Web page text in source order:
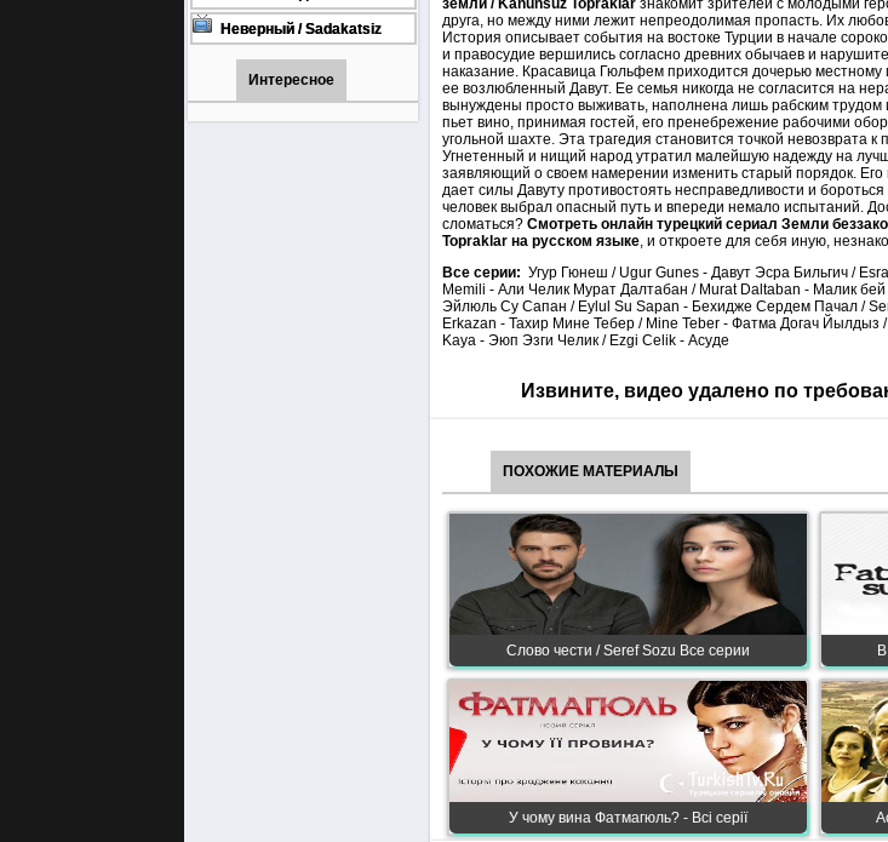
онлайн бесплатно
1001 (Турецкий сериал Все
серии) 1-90 серия
Неверный / Sadakatsiz
Все серии турецкий сериал
смотреть онлайн на
русском языке
Интересное
земли / Kanunsuz Topraklar знакомит зрителей с молодыми
друга, но между ними лежит непреодолимая пропасть. Их
История описывает события на востоке Турции в начале
и правосудие вершились согласно древних обычаев и
наказание. Красавица Гюльфем приходится дочерью местному
ее возлюбленный Давут. Ее семья никогда не согласится на
вынуждены просто выживать, наполнена лишь рабским трудом
пьет вино, принимая гостей, его пренебрежение рабочими
угольной шахте. Эта трагедия становится точкой невозврата
Угнетенный и нищий народ утратил малейшую надежду на
заявляющий о своем намерении изменить старый порядок.
дает силы Давуту противостоять несправедливости и
человек выбрал опасный путь и впереди немало испытаний.
сломаться? Смотреть онлайн турецкий сериал Земли
Topraklar на русском языке, и откроете для себя иную,
Все серии: Угур Гюнеш / Ugur Gunes - Давут Эсра Бильгич /
Memili - Али Челик Мурат Далтабан / Murat Daltaban - Малик
Эйлюль Су Сапан / Eylul Su Sapan - Бехидже Сердем Пачал /
Erkazan - Тахир Мине Тебер / Mine Teber - Фатма Догач
Kaya - Эюп Эзги Челик / Ezgi Celik - Асуде
Извините, видео удалено по
ПОХОЖИЕ МАТЕРИАЛЫ
Слово чести / Seref Sozu Все серии
У чому вина Фатмагюль? - Всі серії